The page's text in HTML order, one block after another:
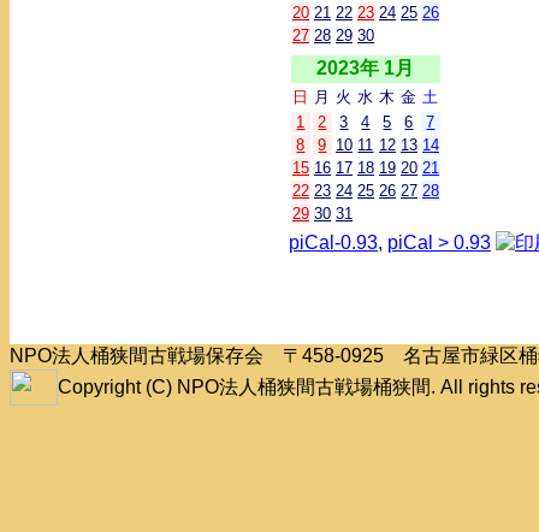
20 21 22 23 24 25 26
27 28 29 30
2023年 1月
日 月 火 水 木 金 土
1
2 3 4 5 6
7
8
9 10 11 12 13 14
15 16 17 18 19 20 21
22 23 24 25 26 27 28
29 30 31
piCal-0.93, piCal > 0.93
NPO法人桶狭間古戦場保存会 〒458-0925 名古屋市緑区
Copyright (C) NPO法人桶狭間古戦場桶狭間. All rights